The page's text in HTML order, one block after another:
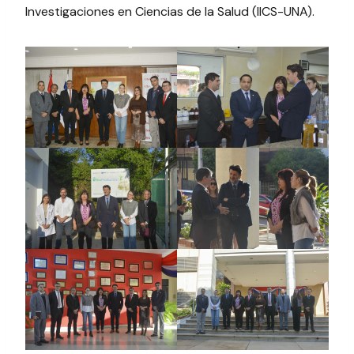
Investigaciones en Ciencias de la Salud (IICS-UNA).